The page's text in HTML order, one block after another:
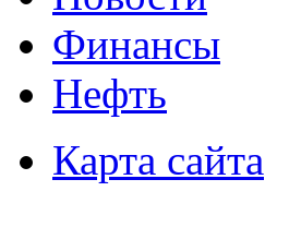
Финансы
Нефть
Карта сайта